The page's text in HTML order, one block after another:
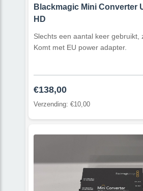
Blackmagic Mini Converter
HD
Slechts een aantal keer gebruikt,
Komt met EU power adapter.
€138,00
Verzending: €10,00